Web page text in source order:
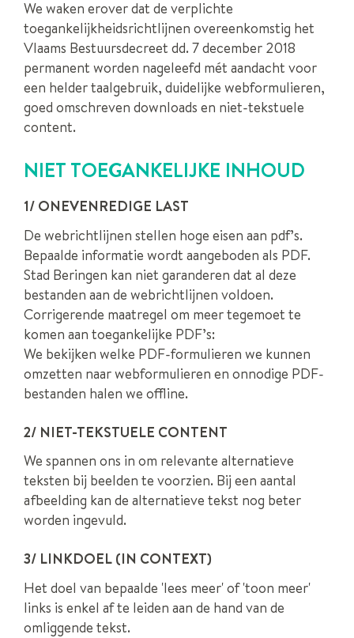
We waken erover dat de verplichte
toegankelijkheidsrichtlijnen overeenkomstig het
Vlaams Bestuursdecreet dd. 7 december 2018
permanent worden nageleefd mét aandacht voor
een helder taalgebruik, duidelijke webformulieren,
goed omschreven downloads en niet-tekstuele
content.
NIET TOEGANKELIJKE INHOUD
1/ ONEVENREDIGE LAST
De webrichtlijnen stellen hoge eisen aan pdf’s.
Bepaalde informatie wordt aangeboden als PDF.
Stad Beringen kan niet garanderen dat al deze
bestanden aan de webrichtlijnen voldoen.
Corrigerende maatregel om meer tegemoet te
komen aan toegankelijke PDF’s:
We bekijken welke PDF-formulieren we kunnen
omzetten naar webformulieren en onnodige PDF-
bestanden halen we offline.
2/ NIET-TEKSTUELE CONTENT
We spannen ons in om relevante alternatieve
teksten bij beelden te voorzien. Bij een aantal
afbeelding kan de alternatieve tekst nog beter
worden ingevuld.
3/ LINKDOEL (IN CONTEXT)
Het doel van bepaalde 'lees meer' of 'toon meer'
links is enkel af te leiden aan de hand van de
omliggende tekst.